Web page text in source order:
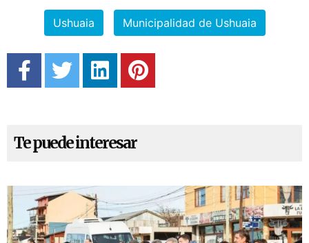
Ushuaia Municipalidad de Ushuaia
Te puede interesar